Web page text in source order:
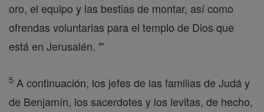
oro, el equipo y las bestias de montar, así como
ofrendas voluntarias para el templo de Dios que
está en Jerusalén. "'
5 A continuación, los jefes de las familias de Judá y
de Benjamín, los sacerdotes y los levitas, de hecho,